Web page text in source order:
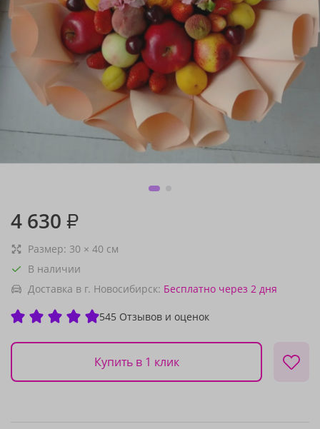
4 630 ₽
Размер: 30 × 40 см
В наличии
Доставка в г. Новосибирск: Бесплатно через 2 дня
545 Отзывов и оценок
Купить в 1 клик